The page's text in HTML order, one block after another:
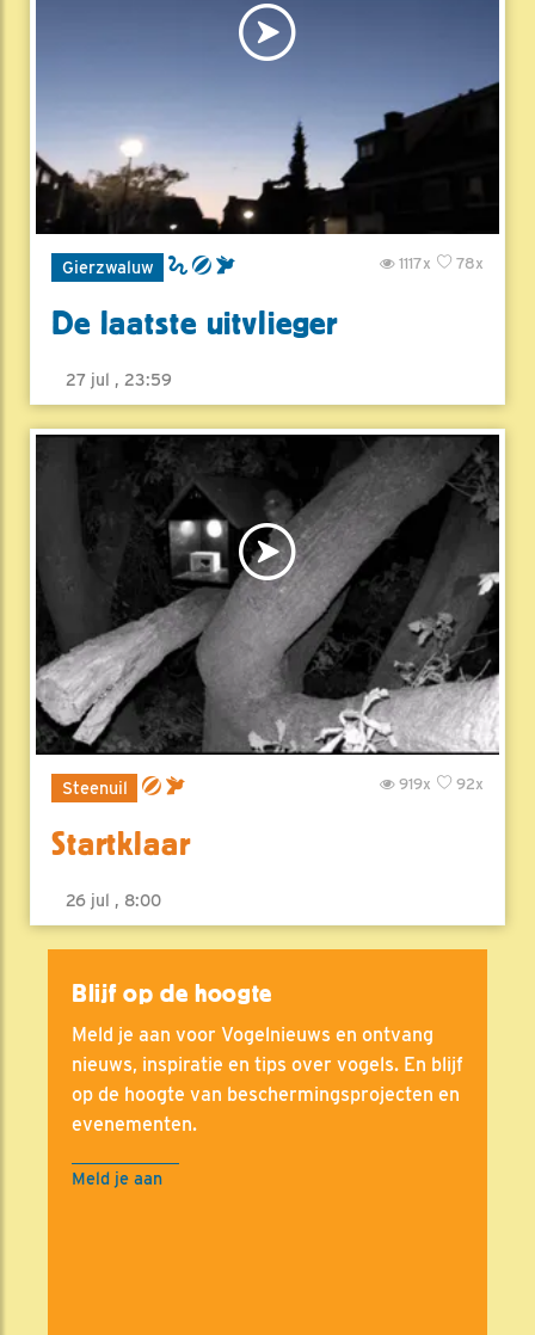
Gierzwaluw 78x
1117x
De laatste uitvlieger
27 jul , 23:59
Steenuil 92x
919x
Startklaar
26 jul , 8:00
Blijf op de hoogte
Meld je aan voor Vogelnieuws en ontvang
nieuws, inspiratie en tips over vogels. En blijf
op de hoogte van beschermingsprojecten en
evenementen.
Meld je aan